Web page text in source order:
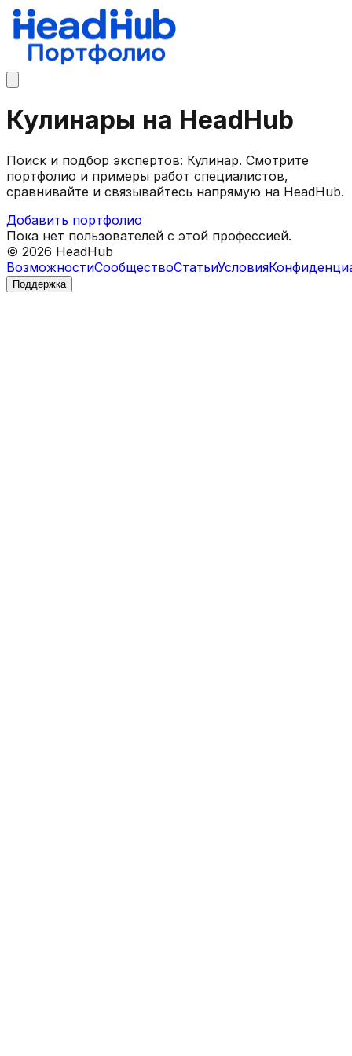
Кулинары на HeadHub
Поиск и подбор экспертов: Кулинар. Смотрите
портфолио и примеры работ специалистов,
сравнивайте и связывайтесь напрямую на HeadHub.
Добавить портфолио
Пока нет пользователей с этой профессией.
© 2026 HeadHub
ВозможностиСообществоСтатьиУсловия
Поддержка